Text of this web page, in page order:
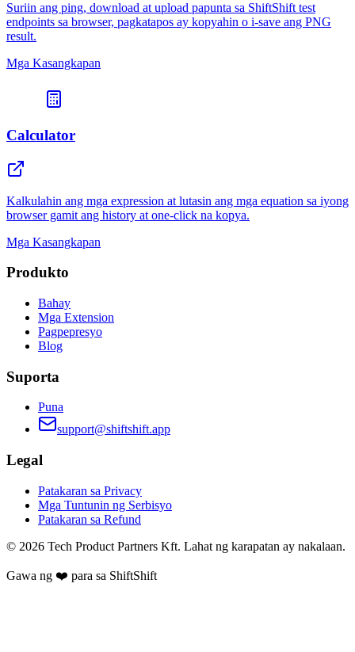
Suriin ang ping, download at upload papunta sa ShiftShift test
endpoints sa browser, pagkatapos ay kopyahin o i-save ang PNG
result.
Mga Kasangkapan
Calculator
Kalkulahin ang mga expression at lutasin ang mga equation sa iyong
browser gamit ang history at one-click na kopya.
Mga Kasangkapan
Produkto
Bahay
Mga Extension
Pagpepresyo
Blog
Suporta
Puna
support@shiftshift.app
Legal
Patakaran sa Privacy
Mga Tuntunin ng Serbisyo
Patakaran sa Refund
© 2026 Tech Product Partners Kft. Lahat ng karapatan ay nakalaan.
Gawa ng ❤️ para sa ShiftShift